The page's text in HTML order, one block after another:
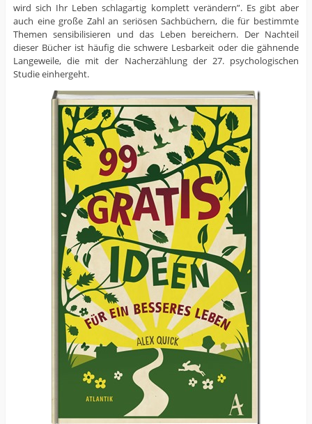
wird sich Ihr Leben schlagartig komplett verändern”. Es gibt aber
auch eine große Zahl an seriösen Sachbüchern, die für bestimmte
Themen sensibilisieren und das Leben bereichern. Der Nachteil
dieser Bücher ist häufig die schwere Lesbarkeit oder die gähnende
Langeweile, die mit der Nacherzählung der 27. psychologischen
Studie einhergeht.